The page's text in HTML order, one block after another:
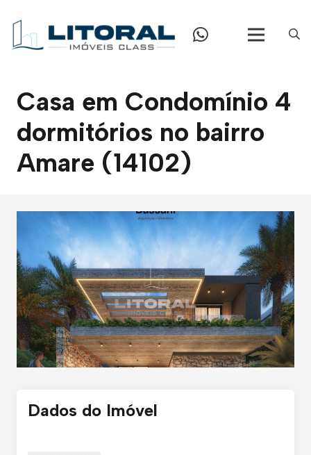
Casa em Condomínio 4
dormitórios no bairro
Amare (14102)
Dados do Imóvel